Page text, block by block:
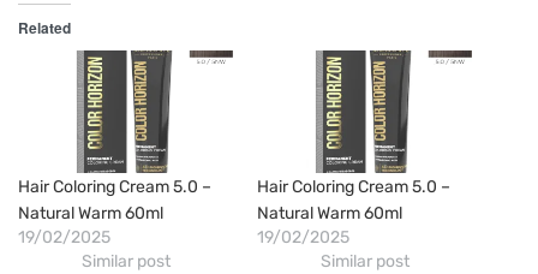
Related
Hair Coloring Cream 5.0 –
Natural Warm 60ml
19/02/2025
Similar post
Hair Coloring Cream 5.0 –
Natural Warm 60ml
19/02/2025
Similar post